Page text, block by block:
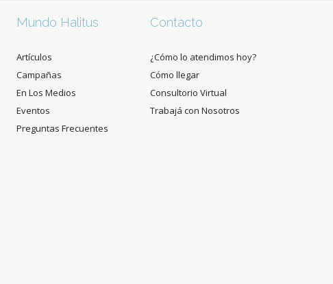
Mundo Halitus
Artículos
Campañas
En Los Medios
Eventos
Preguntas Frecuentes
Contacto
¿Cómo lo atendimos hoy?
Cómo llegar
Consultorio Virtual
Trabajá con Nosotros